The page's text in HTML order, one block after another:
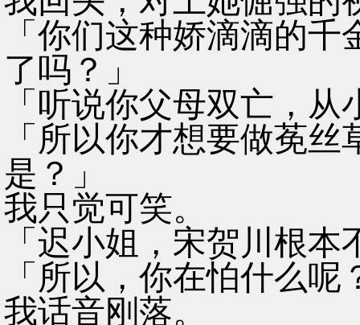
「你们这种娇滴滴的
了吗？」
「听说你父母双亡，
「所以你才想要做莬
是？」
我只觉可笑。
「迟小姐，宋贺川根本
「所以，你在怕什么呢
我话音刚落。